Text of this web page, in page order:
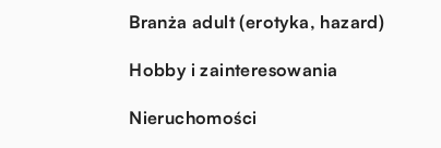
Branża adult (erotyka, hazard)
Hobby i zainteresowania
Nieruchomości